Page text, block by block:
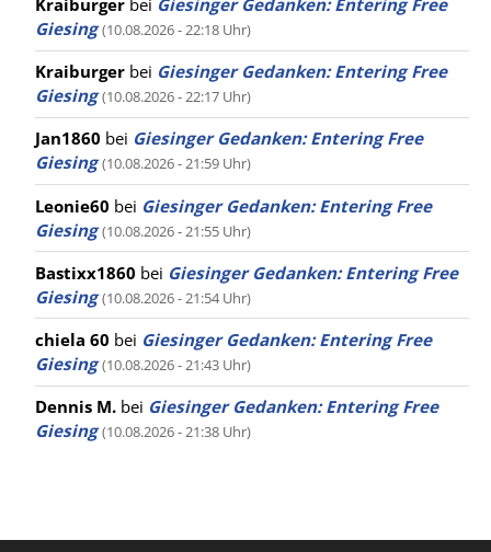
Giesing (10.08.2026 - 22:18 Uhr)
Kraiburger bei Giesinger Gedanken: Entering Free
Giesing (10.08.2026 - 22:17 Uhr)
Jan1860 bei Giesinger Gedanken: Entering Free
Giesing (10.08.2026 - 21:59 Uhr)
Leonie60 bei Giesinger Gedanken: Entering Free
Giesing (10.08.2026 - 21:55 Uhr)
Bastixx1860 bei Giesinger Gedanken: Entering Free
Giesing (10.08.2026 - 21:54 Uhr)
chiela 60 bei Giesinger Gedanken: Entering Free
Giesing (10.08.2026 - 21:43 Uhr)
Dennis M. bei Giesinger Gedanken: Entering Free
Giesing (10.08.2026 - 21:38 Uhr)